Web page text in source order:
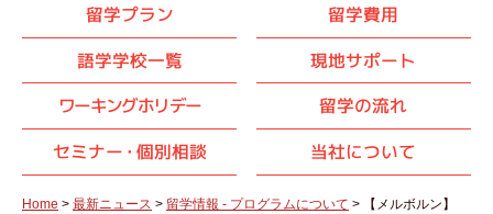
留学プラン
留学費用
語学学校一覧
現地サポート
ワーキングホリデー
留学の流れ
セミナー・ 個別相談 当社について
Home > 最新ニュース > 留学情報 - プログラムについて > 【メルボルン】